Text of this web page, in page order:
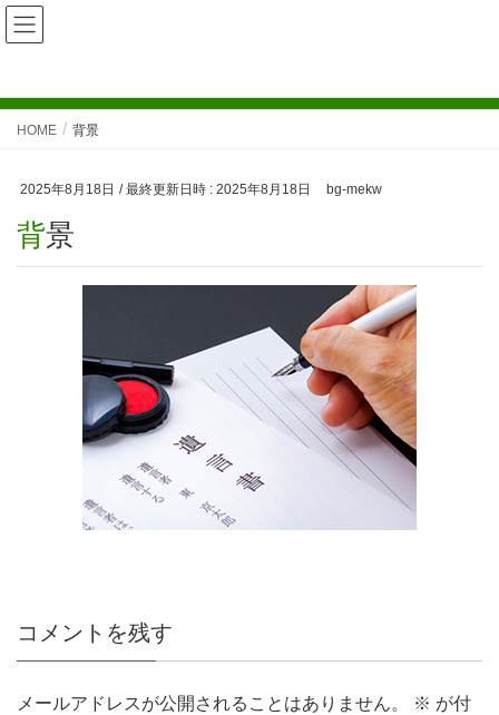
HOME 背景
2025年8月18日 / 最終更新日時 : 2025年8月18日 bg-mekw
背景
コメントを残す
メールアドレスが公開されることはありません。 ※ が付